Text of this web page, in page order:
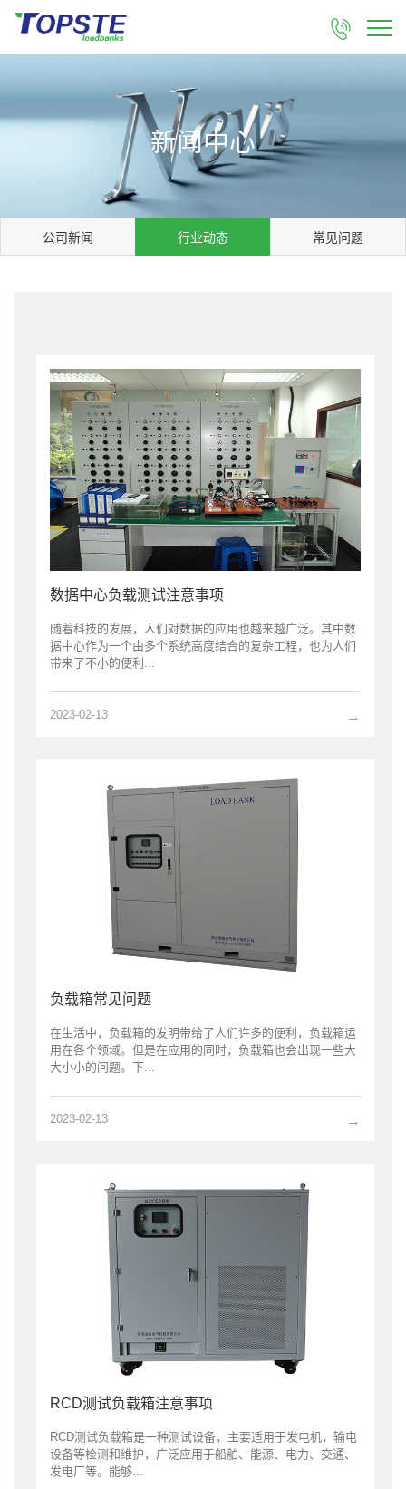

新闻中心
公司新闻 行业动态 常见问题
数据中心负载测试注意事项
随着科技的发展，人们对数据的应用也越来越广泛。其中数
据中心作为一个由多个系统高度结合的复杂工程，也为人们
带来了不小的便利...
→
2023-02-13
负载箱常见问题
在生活中，负载箱的发明带给了人们许多的便利，负载箱运
用在各个领域。但是在应用的同时，负载箱也会出现一些大
大小小的问题。下...
→
2023-02-13
RCD测试负载箱注意事项
RCD测试负载箱是一种测试设备，主要适用于发电机，输电
设备等检测和维护，广泛应用于船舶、能源、电力、交通、
发电厂等。能够...